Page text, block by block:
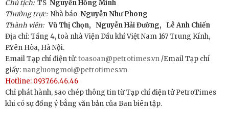
Chủ tịch:TS Nguyễn Hồng Minh
Thường trực: Nhà báo Nguyễn Như Phong
Thành viên: Vũ Thị Chọn, Nguyễn Hải Đường,
Lê Anh Chiến
Địa chỉ: Tầng 4, toà nhà Viện Dầu khí Việt Nam 167 Trung Kính,
P.Yên Hòa, Hà Nội.
Email Tạp chí điện tử:toasoan@petrotimes.vn /Email Tạp chí
giấy: nangluongmoi@petrotimes.vn
Hotline: 0937.66.46.46
Chỉ phát hành, sao chép thông tin từ Tạp chí điện tử PetroTimes
khi có sự đồng ý bằng văn bản của Ban biên tập.